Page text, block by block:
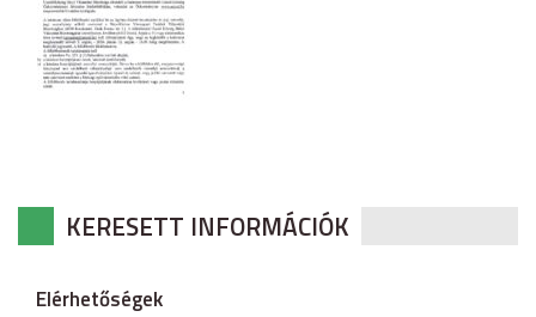
KERESETT INFORMÁCIÓK
Elérhetőségek